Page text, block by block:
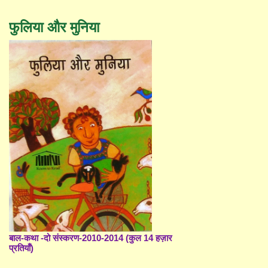
फुलिया और मुनिया
बाल-कथा -दो संस्करण-2010-2014 (कुल 14 हज़ार
प्रतियाँ)